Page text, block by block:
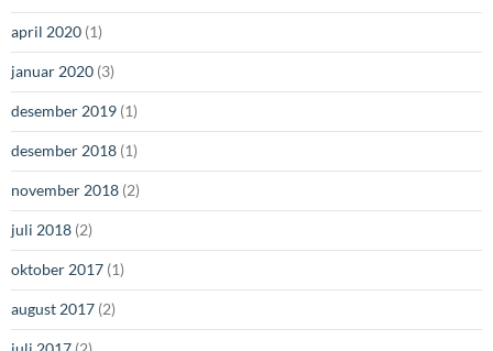
april 2020 (1)
januar 2020 (3)
desember 2019 (1)
desember 2018 (1)
november 2018 (2)
juli 2018 (2)
oktober 2017 (1)
august 2017 (2)